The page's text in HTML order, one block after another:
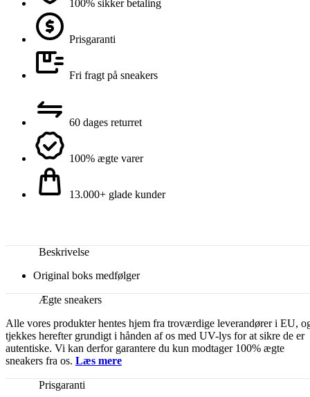
100% sikker betaling
Prisgaranti
Fri fragt på sneakers
60 dages returret
100% ægte varer
13.000+ glade kunder
Beskrivelse
Original boks medfølger
Ægte sneakers
Alle vores produkter hentes hjem fra troværdige leverandører i EU,
tjekkes herefter grundigt i hånden af os med UV-lys for at sikre de er
autentiske. Vi kan derfor garantere du kun modtager 100% ægte
sneakers fra os. Læs mere
Prisgaranti